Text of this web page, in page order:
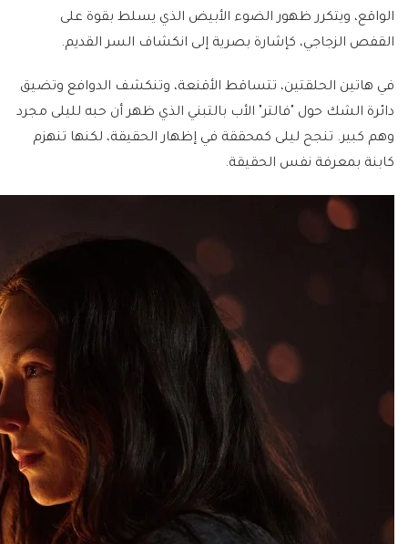
الواقع، ويتكرر ظهور الضوء الأبيض الذي يسلط بقوة على
القفص الزجاجي، كإشارة بصرية إلى انكشاف السر القديم.
في هاتين الحلقتين، تتساقط الأقنعة، وتنكشف الدوافع وتضيق
دائرة الشك حول "فالتر" الأب بالتبني الذي ظهر أن حبه لليلى مجرد
وهم كبير. تنجح ليلى كمحققة في إظهار الحقيقة، لكنها تنهزم
كابنة بمعرفة نفس الحقيقة.